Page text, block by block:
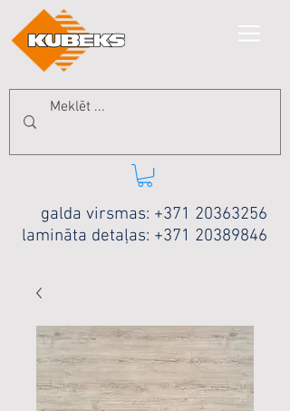
galda virsmas: +371 20363256
lamināta detaļas: +371 20389846